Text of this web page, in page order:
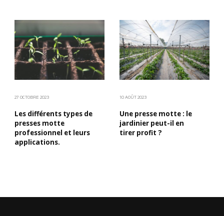
27 OCTOBRE 2023
Les différents types de
presses motte
professionnel et leurs
applications.
10 AOÛT 2023
Une presse motte : le
jardinier peut-il en
tirer profit ?